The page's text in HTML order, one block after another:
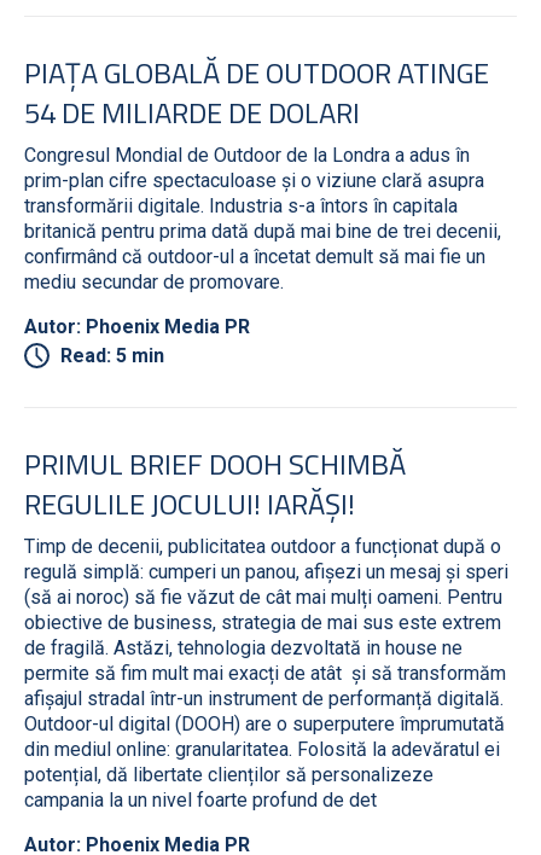
PIAȚA GLOBALĂ DE OUTDOOR ATINGE
54 DE MILIARDE DE DOLARI
Congresul Mondial de Outdoor de la Londra a adus în
prim-plan cifre spectaculoase și o viziune clară asupra
transformării digitale. Industria s-a întors în capitala
britanică pentru prima dată după mai bine de trei decenii,
confirmând că outdoor-ul a încetat demult să mai fie un
mediu secundar de promovare.
Autor: Phoenix Media PR
Read: 5 min
PRIMUL BRIEF DOOH SCHIMBĂ
REGULILE JOCULUI! IARĂȘI!
Timp de decenii, publicitatea outdoor a funcționat după o
regulă simplă: cumperi un panou, afișezi un mesaj și speri
(să ai noroc) să fie văzut de cât mai mulți oameni. Pentru
obiective de business, strategia de mai sus este extrem
de fragilă. Astăzi, tehnologia dezvoltată in house ne
permite să fim mult mai exacți de atât și să transformăm
afișajul stradal într-un instrument de performanță digitală.
Outdoor-ul digital (DOOH) are o superputere împrumutată
din mediul online: granularitatea. Folosită la adevăratul ei
potențial, dă libertate clienților să personalizeze
campania la un nivel foarte profund de det
Autor: Phoenix Media PR